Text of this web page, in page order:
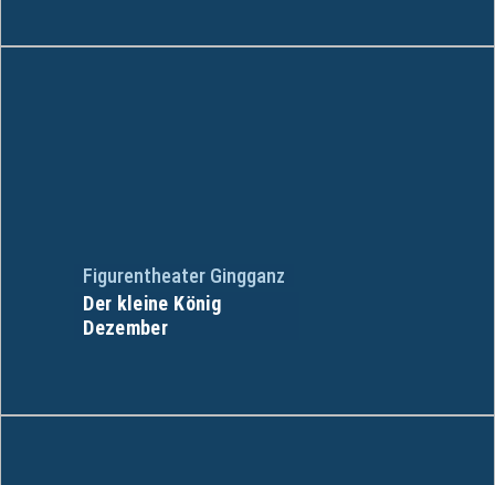
Figurentheater Gingganz
Der kleine König
Dezember